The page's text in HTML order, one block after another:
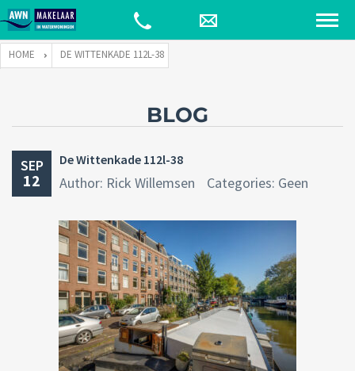
HOME DE WITTENKADE 112L-38
BLOG
SEP
12
De Wittenkade 112l-38
Author: Rick Willemsen Categories: Geen